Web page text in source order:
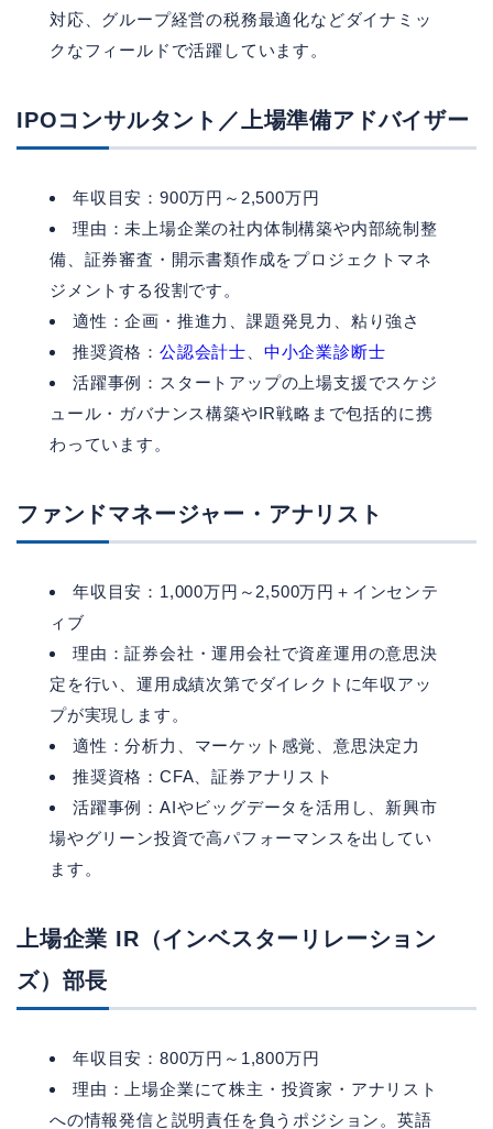
対応、グループ経営の税務最適化などダイナミッ
クなフィールドで活躍しています。
IPOコンサルタント／上場準備アドバイザー
年収目安：900万円～2,500万円
理由：未上場企業の社内体制構築や内部統制整
備、証券審査・開示書類作成をプロジェクトマネ
ジメントする役割です。
適性：企画・推進力、課題発見力、粘り強さ
推奨資格： 公認会計士
中小企業診断士
活躍事例：スタートアップの上場支援でスケジ
ュール・ガバナンス構築やIR戦略まで包括的に携
わっています。
ファンドマネージャー・アナリスト
年収目安：1,000万円～2,500万円＋インセンテ
ィブ
理由：証券会社・運用会社で資産運用の意思決
定を行い、運用成績次第でダイレクトに年収アッ
プが実現します。
適性：分析力、マーケット感覚、意思決定力
推奨資格：CFA、証券アナリスト
活躍事例：AIやビッグデータを活用し、新興市
場やグリーン投資で高パフォーマンスを出してい
ます。
上場企業 IR（インベスターリレーション
ズ）部長
年収目安：800万円～1,800万円
理由：上場企業にて株主・投資家・アナリスト
への情報発信と説明責任を負うポジション。英語